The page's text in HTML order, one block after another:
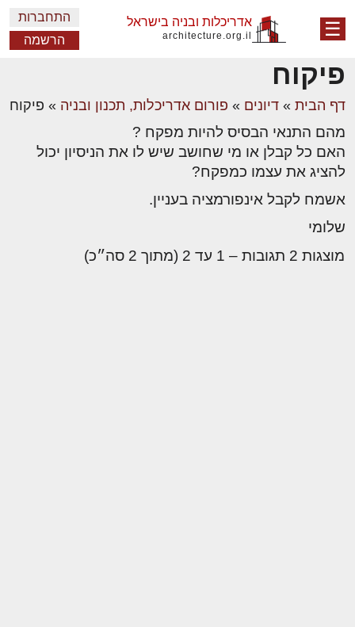
☰ אדריכלות ובניה בישראל
architecture.org.il
התחברות
הרשמה
פיקוח
דף הבית » דיונים » פורום אדריכלות, תכנון ובניה » פיקוח
מהם התנאי הבסיס להיות מפקח ?
האם כל קבלן או מי שחושב שיש לו את הניסיון יכול
להציג את עצמו כמפקח?
אשמח לקבל אינפורמציה בעניין.
שלומי
מוצגות 2 תגובות – 1 עד 2 (מתוך 2 סה״כ)